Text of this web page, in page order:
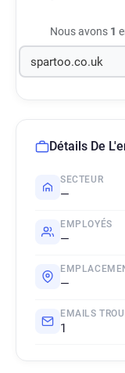
Nous avons 1
Détails De
SECTEUR
—
EMPLOYÉS
—
—
EMAILS
1